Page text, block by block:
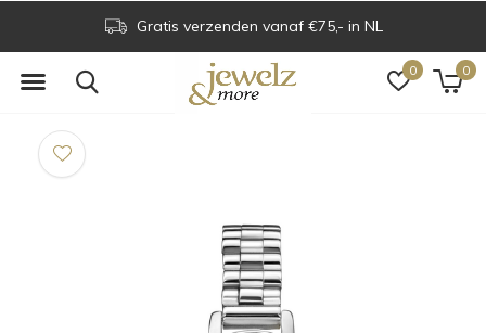
0 0
Gratis verzenden vanaf €75,- in NL